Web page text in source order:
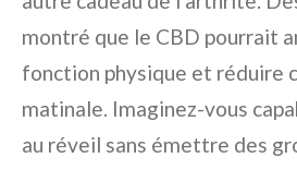
montré que le CBD pourrait
fonction physique et réduire
matinale. Imaginez-vous
au réveil sans émettre des